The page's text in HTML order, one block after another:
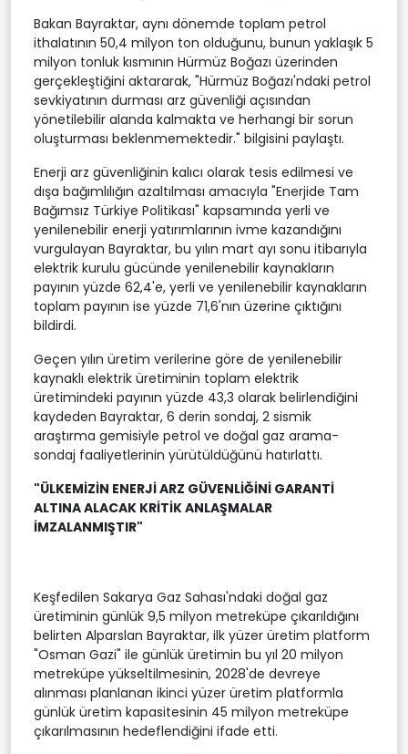
Bakan Bayraktar, aynı dönemde toplam petrol
ithalatının 50,4 milyon ton olduğunu, bunun yaklaşık 5
milyon tonluk kısmının Hürmüz Boğazı üzerinden
gerçekleştiğini aktararak, "Hürmüz Boğazı'ndaki petrol
sevkiyatının durması arz güvenliği açısından
yönetilebilir alanda kalmakta ve herhangi bir sorun
oluşturması beklenmemektedir." bilgisini paylaştı.
Enerji arz güvenliğinin kalıcı olarak tesis edilmesi ve
dışa bağımlılığın azaltılması amacıyla "Enerjide Tam
Bağımsız Türkiye Politikası" kapsamında yerli ve
yenilenebilir enerji yatırımlarının ivme kazandığını
vurgulayan Bayraktar, bu yılın mart ayı sonu itibarıyla
elektrik kurulu gücünde yenilenebilir kaynakların
payının yüzde 62,4'e, yerli ve yenilenebilir kaynakların
toplam payının ise yüzde 71,6'nın üzerine çıktığını
bildirdi.
Geçen yılın üretim verilerine göre de yenilenebilir
kaynaklı elektrik üretiminin toplam elektrik
üretimindeki payının yüzde 43,3 olarak belirlendiğini
kaydeden Bayraktar, 6 derin sondaj, 2 sismik
araştırma gemisiyle petrol ve doğal gaz arama-
sondaj faaliyetlerinin yürütüldüğünü hatırlattı.
"ÜLKEMİZİN ENERJİ ARZ GÜVENLİĞİNİ GARANTİ
ALTINA ALACAK KRİTİK ANLAŞMALAR
İMZALANMIŞTIR"
Keşfedilen Sakarya Gaz Sahası'ndaki doğal gaz
üretiminin günlük 9,5 milyon metreküpe çıkarıldığını
belirten Alparslan Bayraktar, ilk yüzer üretim platform
"Osman Gazi" ile günlük üretimin bu yıl 20 milyon
metreküpe yükseltilmesinin, 2028'de devreye
alınması planlanan ikinci yüzer üretim platformla
günlük üretim kapasitesinin 45 milyon metreküpe
çıkarılmasının hedeflendiğini ifade etti.